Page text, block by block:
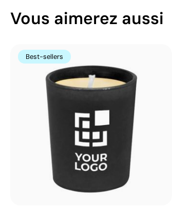
Vous aimerez aussi
Best-sellers